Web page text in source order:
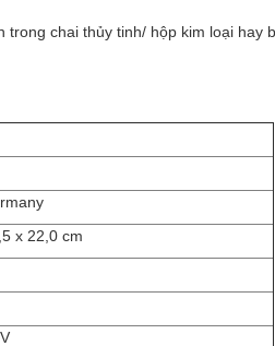
chai thủy tinh/ hộp kim loại hay
x 22,0 cm